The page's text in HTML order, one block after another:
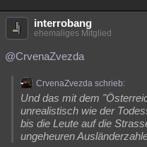
interrobang
ehemaliges Mitglied
@CrvenaZvezda
CrvenaZvezda schrieb:
Und das mit dem
unrealistisch wie der
bis die Leute auf die
ungeheuren